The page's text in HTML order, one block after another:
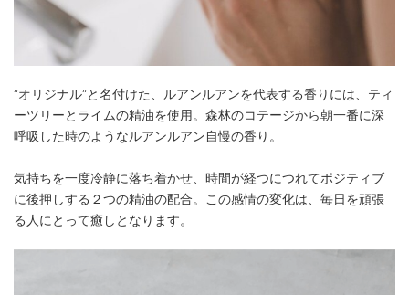
”オリジナル”と名付けた、ルアンルアンを代表する香りには、ティ
ーツリーとライムの精油を使用。森林のコテージから朝一番に深
呼吸した時のようなルアンルアン自慢の香り。
気持ちを一度冷静に落ち着かせ、時間が経つにつれてポジティブ
に後押しする２つの精油の配合。この感情の変化は、毎日を頑張
る人にとって癒しとなります。